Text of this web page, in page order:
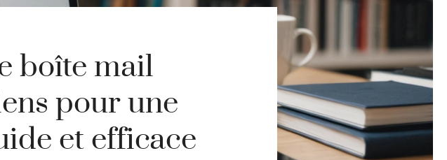
boîte mail
pour une
et efficace